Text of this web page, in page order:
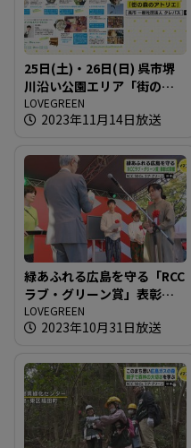
25日(土)・26日(日) 呉市堺
川沿い公園エリア「街の森
のアトリエ」イベント！
LOVEGREEN
2023年11月14日放送
緑あふれる広島を守る「RCC
ラブ・グリーン賞」表彰式
開催
LOVEGREEN
2023年10月31日放送